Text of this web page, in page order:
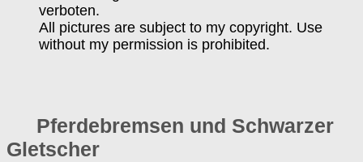
verboten.
All pictures are subject to my copyright. Use
without my permission is prohibited.
Pferdebremsen und Schwarzer
Gletscher